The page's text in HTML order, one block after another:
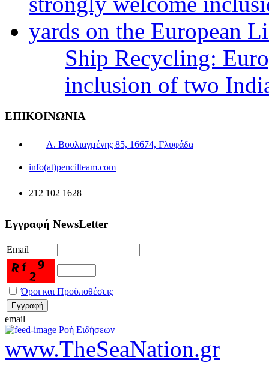
Ship Recycling:
inclusion of two
ΕΠΙΚΟΙΝΩΝΙΑ
Λ. Βουλιαγμένης 85, 16674, Γλυφάδα
info(at)pencilteam.com
212 102 1628
Εγγραφή NewsLetter
Email
Όροι και Προϋποθέσεις
email
Ροή Ειδήσεων
www.TheSeaNation.gr